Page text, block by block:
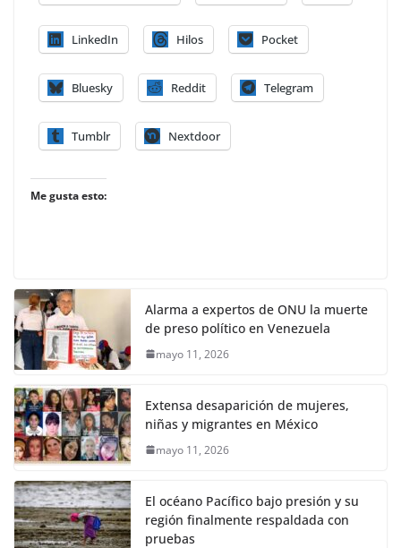
LinkedIn Hilos Pocket
Bluesky Reddit Telegram
Tumblr Nextdoor
Me gusta esto:
Alarma a expertos de ONU la muerte
de preso político en Venezuela
mayo 11, 2026
Extensa desaparición de mujeres,
niñas y migrantes en México
mayo 11, 2026
El océano Pacífico bajo presión y su
región finalmente respaldada con
pruebas